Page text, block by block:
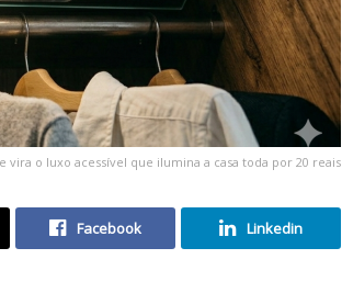
o luxo acessível que ilumina a casa toda por 20 reais
Facebook Linkedin